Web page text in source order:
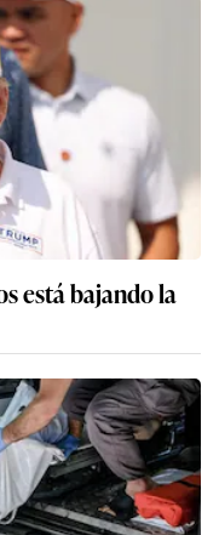
está bajando la